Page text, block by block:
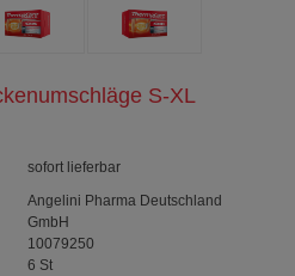
S-XL
sofort lieferbar
Angelini Pharma Deutschland
GmbH
10079250
6 St